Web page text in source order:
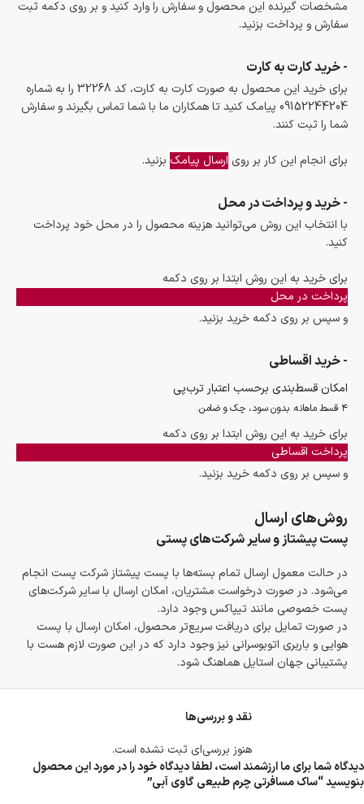
مشخصات گیرنده این محصول و سفارش را وارد کنید و بر روی دکمه ثبت
سفارش و پرداخت بزنید.
- خرید کارت به کارت
برای خرید این محصول به صورت کارت به کارت، کد 32268 را به شماره
09152244204 پیامک کنید تا همکاران ما با شما تماس بگیرند و سفارش
شما را ثبت کنند.
برای انجام این کار بر روی ارسال پیامک بزنید.
- خرید و پرداخت در محل
با انتخاب این روش می‌توانید هزینه محصول را در محل خود پرداخت
کنید.
برای خرید به این روش ابتدا بر روی دکمه
پرداخت در محل
و سپس بر روی دکمه خرید بزنید.
- خرید اقساطی
امکان قسط‌بندی برحسب اعتبار ترب‌پی
۴ قسط ماهانه. بدون سود، چک و ضامن.
برای خرید به این روش ابتدا بر روی دکمه
پرداخت اقساطی
و سپس بر روی دکمه خرید بزنید.
روش‌های ارسال
پست پیشتاز و سایر شرکت‌های پستی
در حالت معمول ارسال تمام بسته‌ها با پست پیشتاز شرکت پست انجام
می‌شود. در صورت درخواست مشتریان، امکان ارسال با سایر شرکت‌های
پست خصوصی مانند تیپاکس وجود دارد.
در صورت تمایل برای دریافت سریع‌تر محصول، امکان ارسال با پست
هوایی و باربری اتوبوسرانی نیز وجود دارد که در این صورت لازم هست با
پشتیبانی جهان استایل هماهنگ شود.
نقد و بررسی‌ها
هنوز بررسی‌ای ثبت نشده است.
دیدگاه شما برای ما ارزشمند است، لطفا دیدگاه خود را در مورد این محصول
بنویسید “ساک مسافرتی چرم طبیعی گاوی آبی”